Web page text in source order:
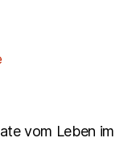
vom Leben im